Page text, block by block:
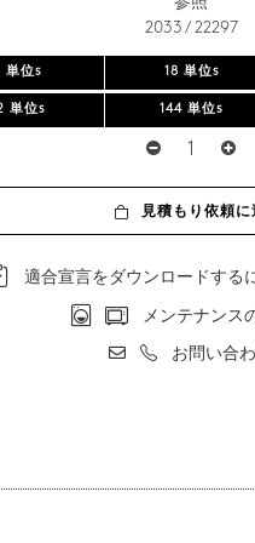
2033 / 22297
単位s 18 単位s
単位s 144 単位s
見積もり依頼に
適合宣言をダウンロードする
メンテナンス
お問い合